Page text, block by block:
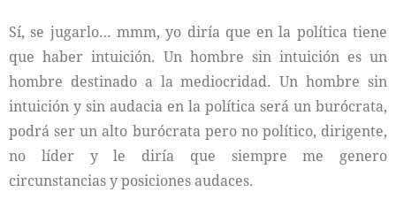
Sí, se jugarlo… mmm, yo diría que en la política tiene
que haber intuición. Un hombre sin intuición es un
hombre destinado a la mediocridad. Un hombre sin
intuición y sin audacia en la política será un burócrata,
podrá ser un alto burócrata pero no político, dirigente,
no líder y le diría que siempre me genero
circunstancias y posiciones audaces.